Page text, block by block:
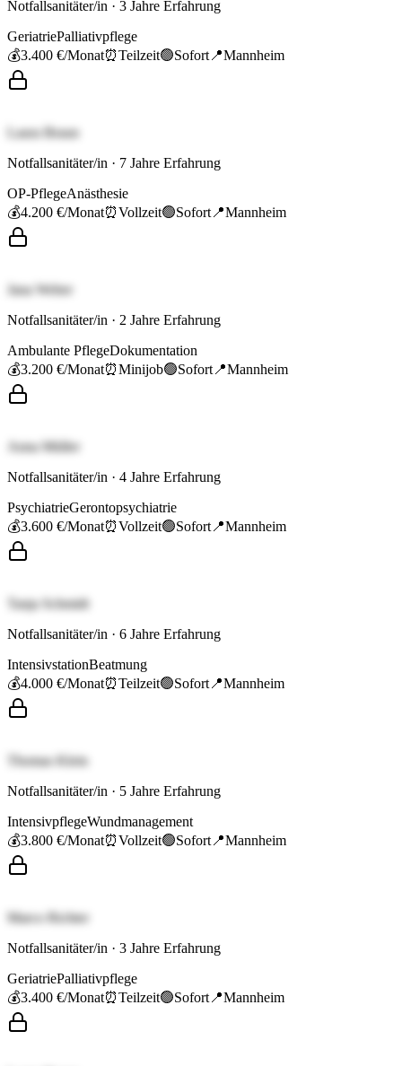
Notfallsanitäter/in · 3 Jahre Erfahrung
GeriatriePalliativpflege
💰3.400 €/Monat⏰Teilzeit🟢Sofort 📍Mannheim
Laura Braun
Notfallsanitäter/in · 7 Jahre Erfahrung
OP-PflegeAnästhesie
💰4.200 €/Monat⏰Vollzeit🟢Sofort 📍Mannheim
Jana Weber
Notfallsanitäter/in · 2 Jahre Erfahrung
Ambulante PflegeDokumentation
💰3.200 €/Monat⏰Minijob🟢Sofort 📍Mannheim
Anna Müller
Notfallsanitäter/in · 4 Jahre Erfahrung
PsychiatrieGerontopsychiatrie
💰3.600 €/Monat⏰Vollzeit🟢Sofort 📍Mannheim
Tanja Schmidt
Notfallsanitäter/in · 6 Jahre Erfahrung
IntensivstationBeatmung
💰4.000 €/Monat⏰Teilzeit🟢Sofort 📍Mannheim
Thomas Klein
Notfallsanitäter/in · 5 Jahre Erfahrung
IntensivpflegeWundmanagement
💰3.800 €/Monat⏰Vollzeit🟢Sofort 📍Mannheim
Marco Richter
Notfallsanitäter/in · 3 Jahre Erfahrung
GeriatriePalliativpflege
💰3.400 €/Monat⏰Teilzeit🟢Sofort 📍Mannheim